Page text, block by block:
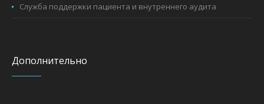
Служба поддержки пациента и внутреннего аудита
Дополнительно